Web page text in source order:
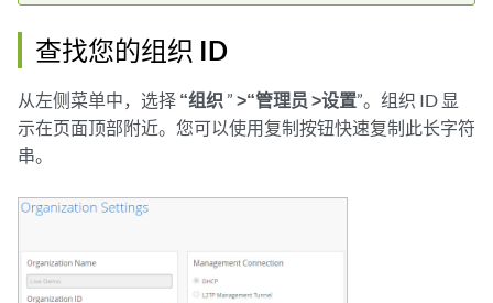
查找您的组织 ID
从左侧菜单中，选择 “组织 ” >“管理员 >设置”。组织 ID 显
示在页面顶部附近。您可以使用复制按钮快速复制此长字符
串。